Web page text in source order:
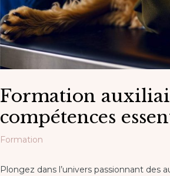
Formation
compétences
Formation
Plongez dans l’univers passionnant des